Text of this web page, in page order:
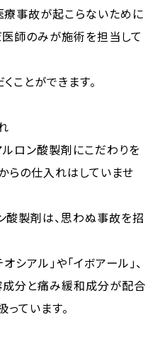
事故が起こらないために
師のみが施術を担当して
ことができます。
ロン酸製剤にこだわりを
らの仕入れはしていませ
製剤は、思わぬ事故を招
シアル」や「イボアール」、
成分と痛み緩和成分が配合
っています。